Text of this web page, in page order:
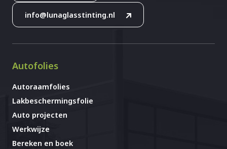
info@lunaglasstinting.nl
Autofolies
Autoraamfolies
Lakbeschermingsfolie
Auto projecten
Werkwijze
Bereken en boek